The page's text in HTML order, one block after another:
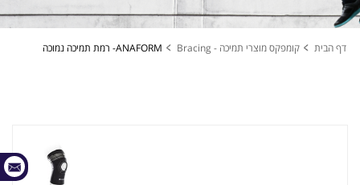
דף הבית קומפקס מוצרי תמיכה - Bracing ANAFORM- רמת תמיכה נמוכה